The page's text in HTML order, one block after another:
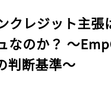
クレジット主張
なのか？ 〜
判断基準〜